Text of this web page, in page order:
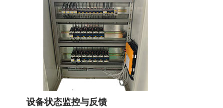
设备状态监控与反馈